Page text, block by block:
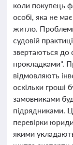
коли покупець
особі, яка не
житло.
судовій
звертаються до
прокладками".
відмовляють
оскільки гроші
замовниками
підрядниками.
перевірки
якими